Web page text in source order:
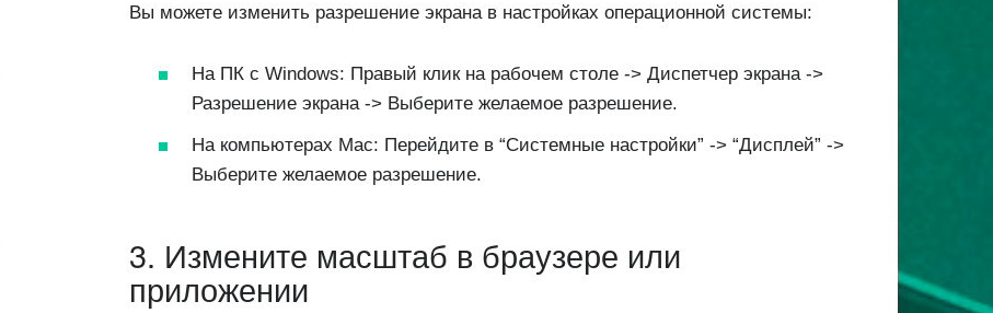
Вы можете изменить разрешение экрана в настройках операционной системы:
На ПК с Windows: Правый клик на рабочем столе -> Диспетчер экрана ->
Разрешение экрана -> Выберите желаемое разрешение.
На компьютерах Mac: Перейдите в “Системные настройки” -> “Дисплей” ->
Выберите желаемое разрешение.
3. Измените масштаб в браузере или
приложении